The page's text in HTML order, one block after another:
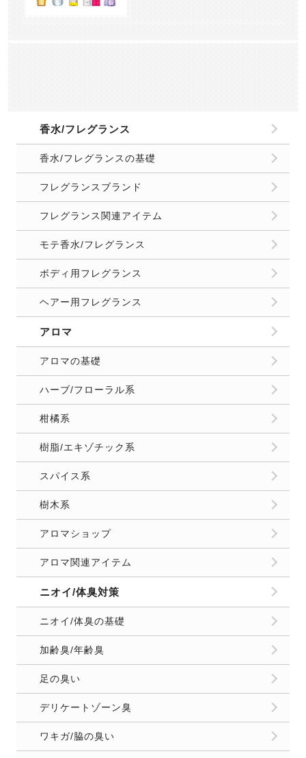
香水/フレグランス
香水/フレグランスの基礎
フレグランスブランド
フレグランス関連アイテム
モテ香水/フレグランス
ボディ用フレグランス
ヘアー用フレグランス
アロマ
アロマの基礎
ハーブ/フローラル系
柑橘系
樹脂/エキゾチック系
スパイス系
樹木系
アロマショップ
アロマ関連アイテム
ニオイ/体臭対策
ニオイ/体臭の基礎
加齢臭/年齢臭
足の臭い
デリケートゾーン臭
ワキガ/脇の臭い